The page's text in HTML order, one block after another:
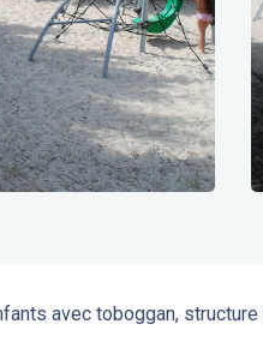
avec toboggan,